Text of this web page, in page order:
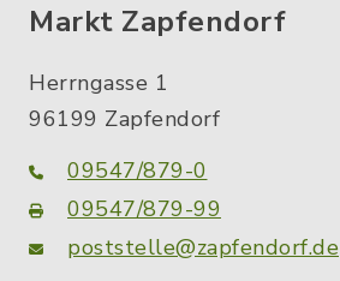
Markt Zapfendorf
Herrngasse 1
96199 Zapfendorf
09547/879-0
09547/879-99
poststelle@zapfendorf.de